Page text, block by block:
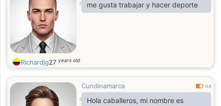
me gusta trabajar y hacer deporte
Richardjg27 years old
Cundinamarca 0.4
Hola caballeros, mi nombre es